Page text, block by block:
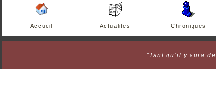
Accueil Actualités Chroniques
“Tant qu’il y aura